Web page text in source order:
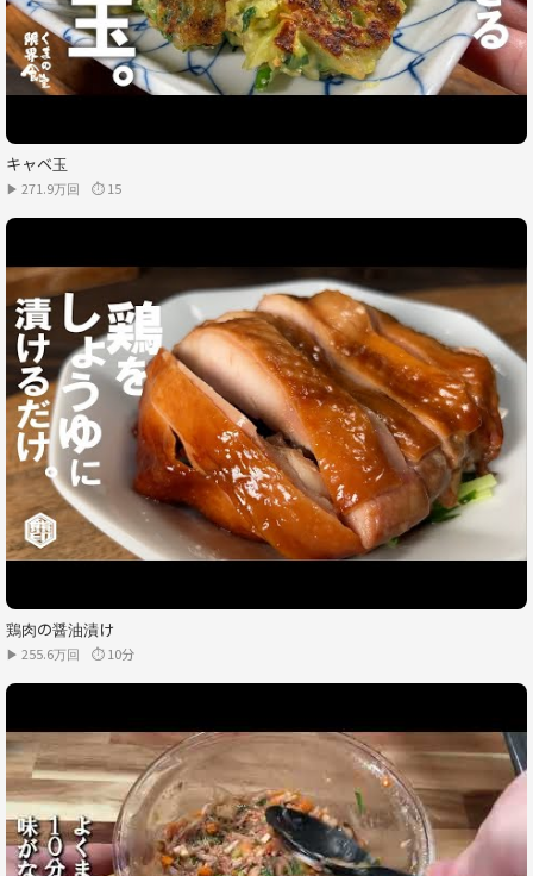
キャベ玉
▶ 271.9万回 ⏱ 15
鶏肉の醤油漬け
▶ 255.6万回 ⏱ 10分